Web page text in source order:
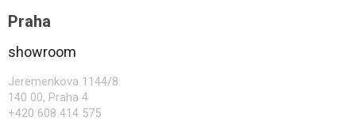
Praha
showroom
Jeremenkova 1144/8
140 00, Praha 4
+420 608 414 575